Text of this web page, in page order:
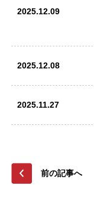
2025.12.09
2025.12.08
2025.11.27
前の記事へ